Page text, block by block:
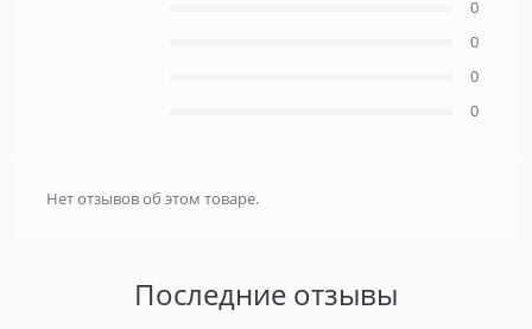
0
0
0
0
Нет отзывов об этом товаре.
Последние отзывы